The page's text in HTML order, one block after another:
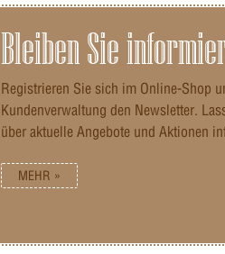
Bleiben Sie
Registrieren Sie sich im Online-Shop
Kundenverwaltung den Newsletter.
über aktuelle Angebote und Aktionen
MEHR »